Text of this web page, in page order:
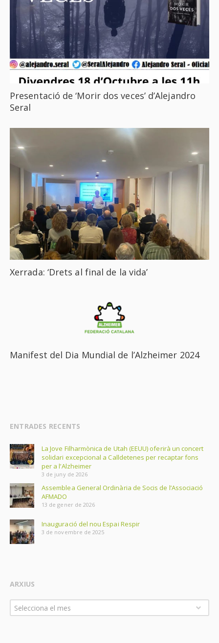
Presentació de ‘Morir dos veces’ d’Alejandro
Seral
Xerrada: ‘Drets al final de la vida’
Manifest del Dia Mundial de l’Alzheimer 2024
ENTRADES RECENTS
La Jove Filharmònica de Utah (EEUU) oferirà un concert
solidari excepcional a Calldetenes per recaptar fons
per a l’Alzheimer
3 de juny de 2026
Assemblea General Ordinària de Socis de l’Associació
AFMADO
13 de gener de 2026
Inauguració del nou Espai Respir
3 de novembre de 2025
ARXIUS
Arxius
Selecciona el mes